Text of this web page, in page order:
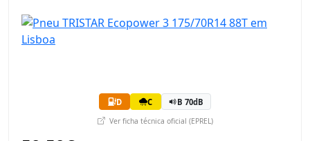
D C B 70dB
Ver ficha técnica oficial (EPREL)